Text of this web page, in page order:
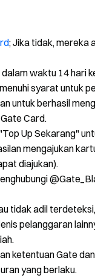
; Jika tidak, mereka
waktu 14 hari
syarat untuk
untuk berhasil
Card.
Up Sekarang"
mengajukan
diajukan).
tidak adil
pelanggaran
ketentuan Gate
yang berlaku.